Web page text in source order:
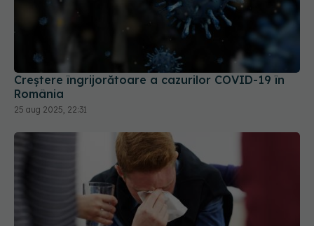
Creștere îngrijorătoare a cazurilor COVID-19 în
România
25 aug 2025, 22:31